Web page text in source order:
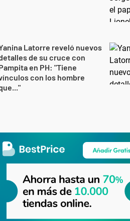
Latorre reveló nuevos
de su cruce con
en PH: "Tiene
con los hombre